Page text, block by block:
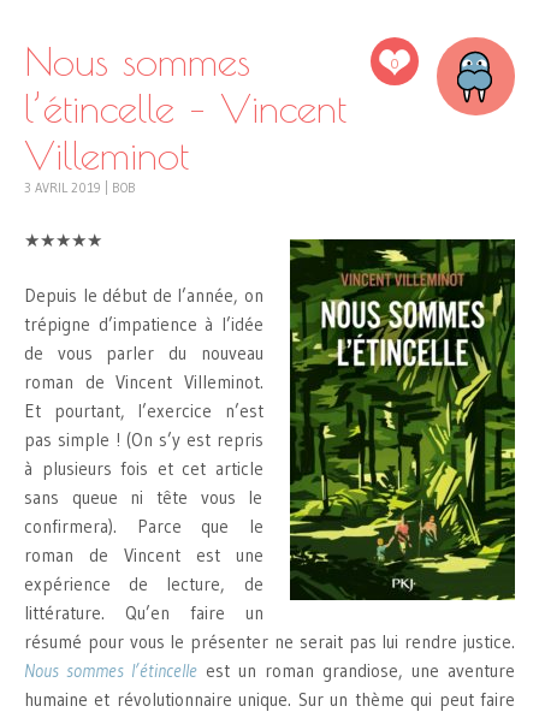
0
Nous sommes
l’étincelle – Vincent
Villeminot
3 AVRIL 2019 BOB
★★★★★
Depuis le début de l’année, on
trépigne d’impatience à l’idée
de vous parler du nouveau
roman de Vincent Villeminot.
Et pourtant, l’exercice n’est
pas simple ! (On s’y est repris
à plusieurs fois et cet article
sans queue ni tête vous le
confirmera). Parce que le
roman de Vincent est une
expérience de lecture, de
littérature. Qu’en faire un
résumé pour vous le présenter ne serait pas lui rendre justice.
Nous sommes l’étincelle est un roman grandiose, une aventure
humaine et révolutionnaire unique. Sur un thème qui peut faire